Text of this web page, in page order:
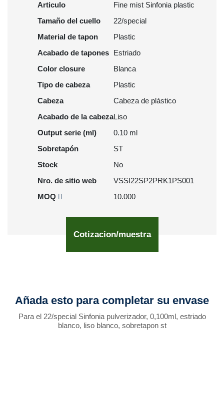
Articulo
Fine mist Sinfonia plastic
Tamaño del cuello
22/special
Material de tapon
Plastic
Acabado de tapones Estriado
Color closure
Blanca
Tipo de cabeza
Plastic
Cabeza
Cabeza de plástico
Acabado de la cabezaLiso
Output serie (ml)
0.10 ml
Sobretapón
ST
Stock
No
Nro. de sitio web
VSSI22SP2PRK1PS001
MOQ
10.000
Cotizacion/muestra
Añada esto para completar su envase
Para el 22/special Sinfonia pulverizador, 0,100ml, estriado
blanco, liso blanco, sobretapon st